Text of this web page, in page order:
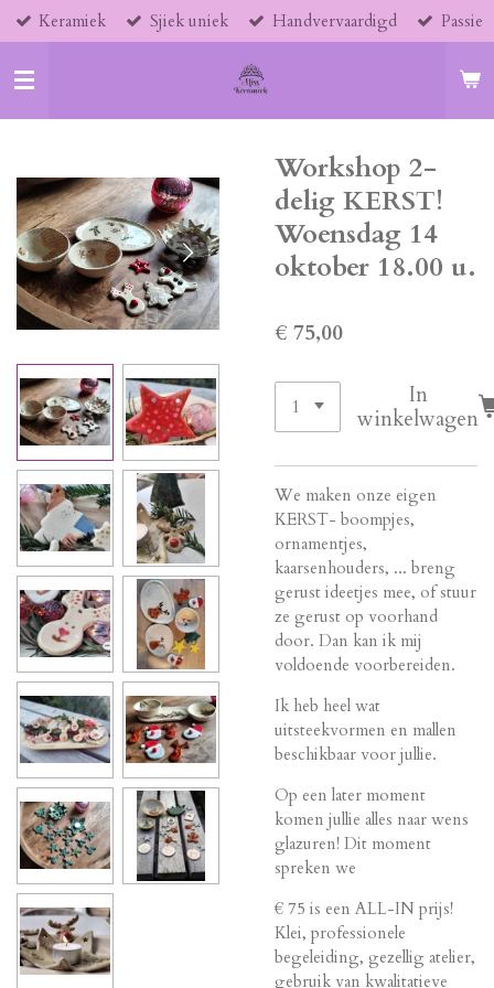
Ga
direct
naar
de
hoofdinhoud
Keramiek Sjiek uniek Handvervaardigd Passie
Workshop 2-
delig KERST!
Woensdag 14
oktober 18.00 u.
€ 75,00
In
winkelwagen
We maken onze eigen
KERST- boompjes,
ornamentjes,
kaarsenhouders, ... breng
gerust ideetjes mee, of stuur
ze gerust op voorhand
door. Dan kan ik mij
voldoende voorbereiden.
Ik heb heel wat
uitsteekvormen en mallen
beschikbaar voor jullie.
Op een later moment
komen jullie alles naar wens
glazuren! Dit moment
spreken we
€ 75 is een ALL-IN prijs!
Klei, professionele
begeleiding, gezellig atelier,
gebruik van kwalitatieve